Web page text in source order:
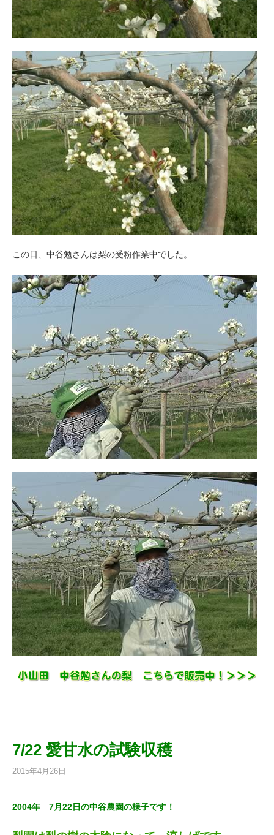
この日、中谷勉さんは梨の受粉作業中でした。
7/22 愛甘水の試験収穫
2015年4月26日
2004年 7月22日の中谷農園の様子です！